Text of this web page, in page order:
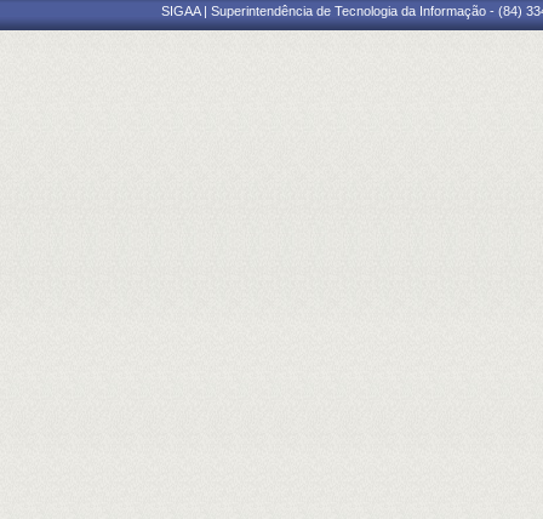
SIGAA | Superintendência de Tecnologia da Informação - (84)